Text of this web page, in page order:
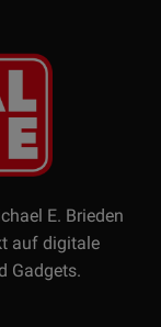
E. Brieden
auf digitale
Gadgets.